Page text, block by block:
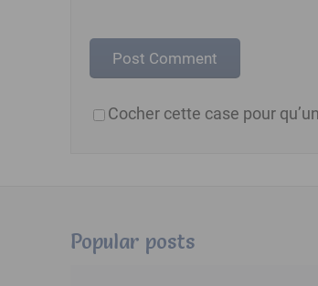
Cocher cette case pour
Popular posts